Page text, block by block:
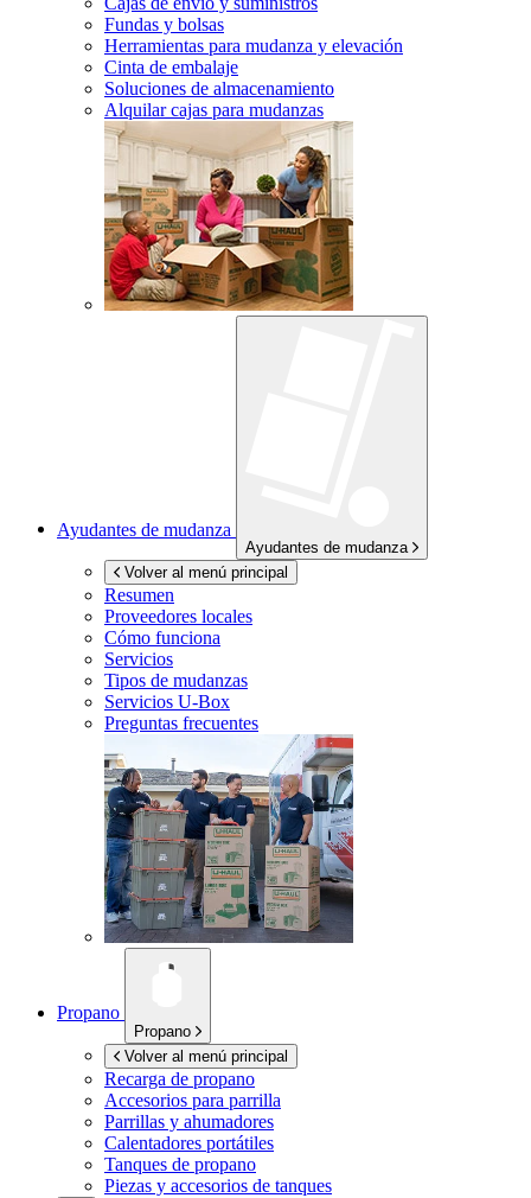
Fundas y bolsas
Herramientas para mudanza y elevación
Cinta de embalaje
Soluciones de almacenamiento
Alquilar cajas para mudanzas
Ayudantes de mudanza
Ayudantes de mudanza
Volver al menú principal
Resumen
Proveedores locales
Cómo funciona
Servicios
Tipos de mudanzas
Servicios U-Box
Preguntas frecuentes
Propano
Propano
Volver al menú principal
Recarga de propano
Accesorios para parrilla
Parrillas y ahumadores
Calentadores portátiles
Tanques de propano
Piezas y accesorios de tanques